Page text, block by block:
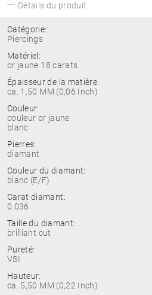
Détails du produit
Catégorie:
Piercings
Matériel:
or jaune 18 carats
Épaisseur de la matière:
ca. 1,50 MM (0,06 Inch)
Couleur:
couleur or jaune
blanc
Pierres:
diamant
Couleur du diamant:
blanc (E/F)
Carat diamant:
0.036
Taille du diamant:
brilliant cut
Pureté:
VSI
Hauteur:
ca. 5,50 MM (0,22 Inch)